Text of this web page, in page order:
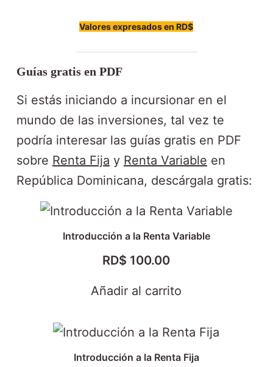
Valores expresados en RD$
Guías gratis en PDF
Si estás iniciando a incursionar en el
mundo de las inversiones, tal vez te
podría interesar las guías gratis en PDF
sobre Renta Fija y Renta Variable en
República Dominicana, descárgala gratis:
Introducción a la Renta Variable
RD$ 100.00
Añadir al carrito
Introducción a la Renta Fija